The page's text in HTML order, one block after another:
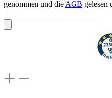
genommen und dieAGB gelesen